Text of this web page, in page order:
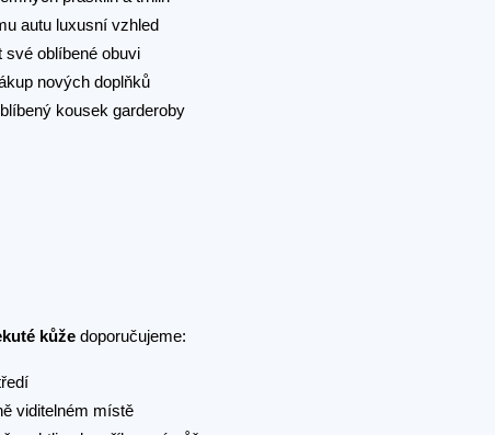
autu luxusní vzhled
své oblíbené obuvi
nových doplňků
kousek garderoby
kůže doporučujeme:
viditelném místě